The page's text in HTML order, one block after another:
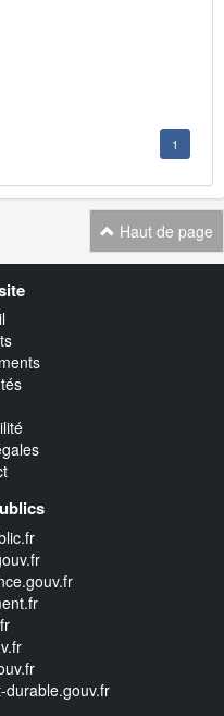
1
Haut de page